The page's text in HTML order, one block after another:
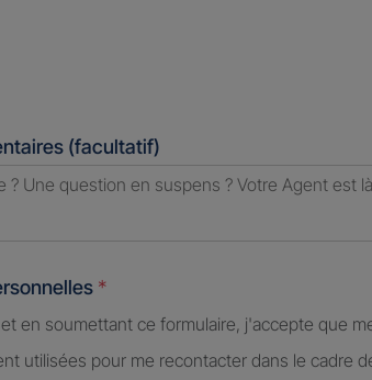
(facultatif)
*
en soumettant ce formulaire, j'accepte que
utilisées pour me recontacter dans le cadre